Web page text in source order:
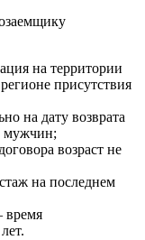
на территории
присутствия
на дату возврата
мужчин;
возраст не
на последнем
время